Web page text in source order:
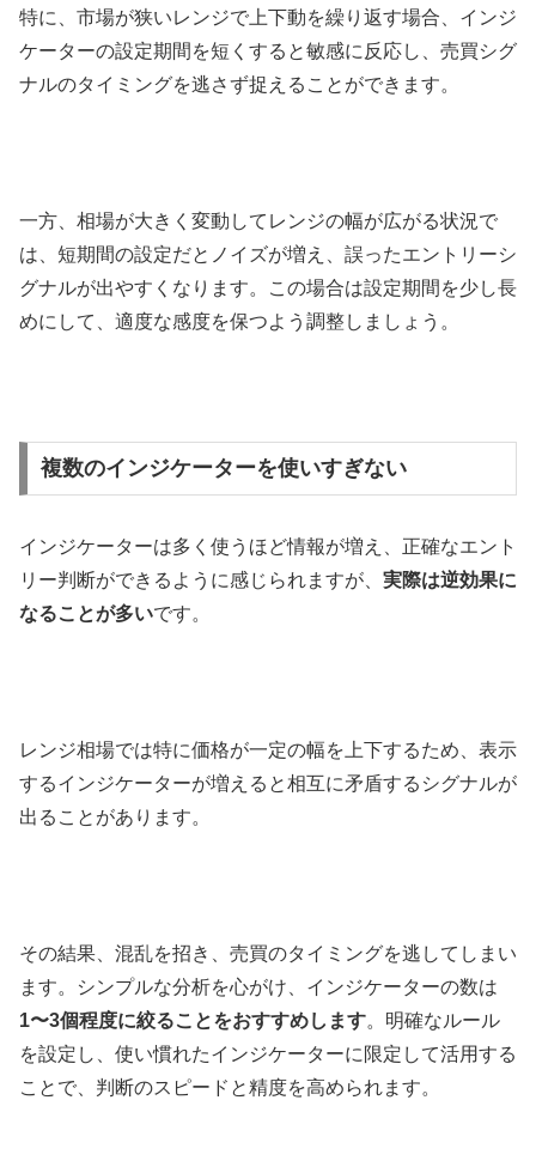
特に、市場が狭いレンジで上下動を繰り返す場合、インジ
ケーターの設定期間を短くすると敏感に反応し、売買シグ
ナルのタイミングを逃さず捉えることができます。
一方、相場が大きく変動してレンジの幅が広がる状況で
は、短期間の設定だとノイズが増え、誤ったエントリーシ
グナルが出やすくなります。この場合は設定期間を少し長
めにして、適度な感度を保つよう調整しましょう。
複数のインジケーターを使いすぎない
インジケーターは多く使うほど情報が増え、正確なエント
リー判断ができるように感じられますが、 実際は逆効果に
なることが多いです。
レンジ相場では特に価格が一定の幅を上下するため、表示
するインジケーターが増えると相互に矛盾するシグナルが
出ることがあります。
その結果、混乱を招き、売買のタイミングを逃してしまい
ます。シンプルな分析を心がけ、インジケーターの数は
1〜3個程度に絞ることをおすすめします。明確なルール
を設定し、使い慣れたインジケーターに限定して活用する
ことで、判断のスピードと精度を高められます。